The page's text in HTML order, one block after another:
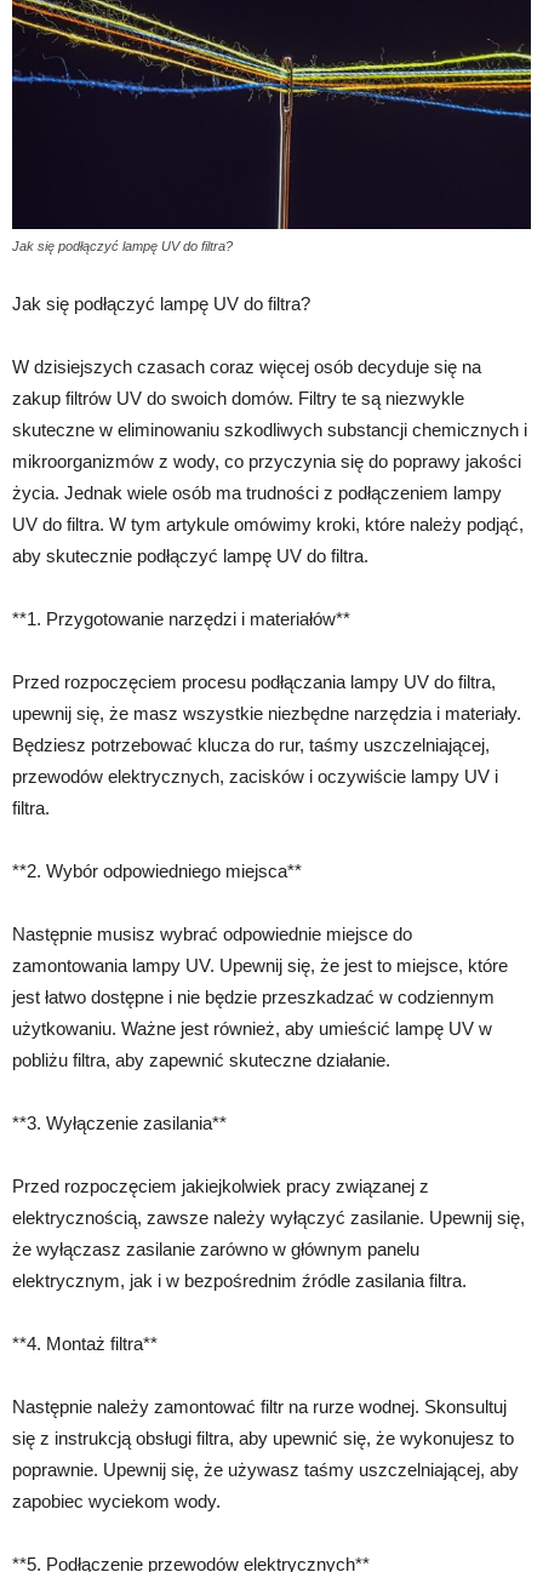
Jak się podłączyć lampę UV do filtra?
Jak się podłączyć lampę UV do filtra?
W dzisiejszych czasach coraz więcej osób decyduje się na
zakup filtrów UV do swoich domów. Filtry te są niezwykle
skuteczne w eliminowaniu szkodliwych substancji chemicznych i
mikroorganizmów z wody, co przyczynia się do poprawy jakości
życia. Jednak wiele osób ma trudności z podłączeniem lampy
UV do filtra. W tym artykule omówimy kroki, które należy podjąć,
aby skutecznie podłączyć lampę UV do filtra.
**1. Przygotowanie narzędzi i materiałów**
Przed rozpoczęciem procesu podłączania lampy UV do filtra,
upewnij się, że masz wszystkie niezbędne narzędzia i materiały.
Będziesz potrzebować klucza do rur, taśmy uszczelniającej,
przewodów elektrycznych, zacisków i oczywiście lampy UV i
filtra.
**2. Wybór odpowiedniego miejsca**
Następnie musisz wybrać odpowiednie miejsce do
zamontowania lampy UV. Upewnij się, że jest to miejsce, które
jest łatwo dostępne i nie będzie przeszkadzać w codziennym
użytkowaniu. Ważne jest również, aby umieścić lampę UV w
pobliżu filtra, aby zapewnić skuteczne działanie.
**3. Wyłączenie zasilania**
Przed rozpoczęciem jakiejkolwiek pracy związanej z
elektrycznością, zawsze należy wyłączyć zasilanie. Upewnij się,
że wyłączasz zasilanie zarówno w głównym panelu
elektrycznym, jak i w bezpośrednim źródle zasilania filtra.
**4. Montaż filtra**
Następnie należy zamontować filtr na rurze wodnej. Skonsultuj
się z instrukcją obsługi filtra, aby upewnić się, że wykonujesz to
poprawnie. Upewnij się, że używasz taśmy uszczelniającej, aby
zapobiec wyciekom wody.
**5. Podłączenie przewodów elektrycznych**